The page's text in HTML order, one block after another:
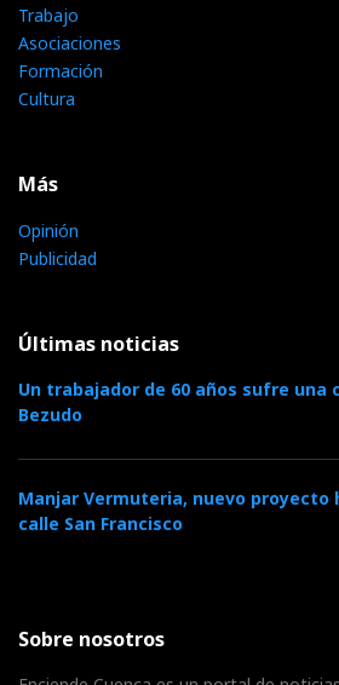
Trabajo
Asociaciones
Formación
Cultura
Más
Opinión
Publicidad
Últimas noticias
Un trabajador de 60 años sufre una
Bezudo
Manjar Vermuteria, nuevo proyecto
calle San Francisco
Sobre nosotros